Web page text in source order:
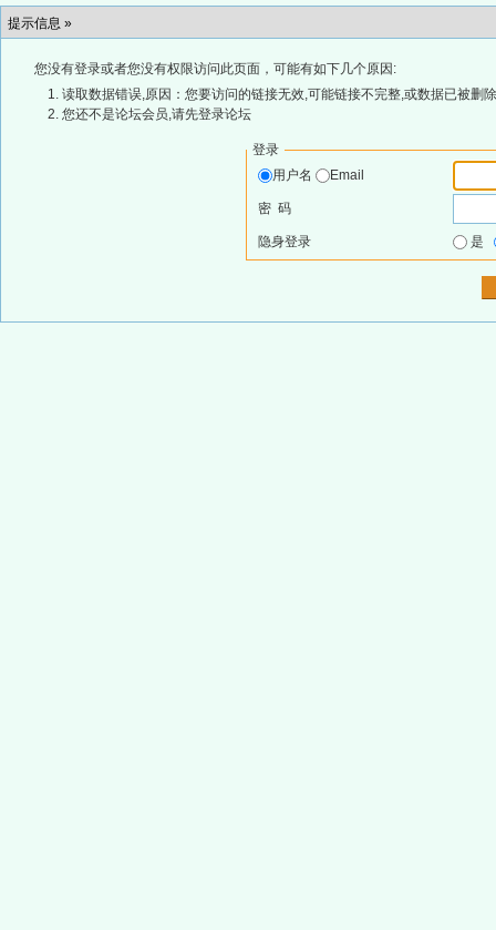
提示信息 »
您没有登录或者您没有权限访问此页面，可能有如下几个原因:
读取数据错误,原因：您要访问的链接无效,可能链接不完整,或数据已被删
您还不是论坛会员,请先登录论坛
登录
用户名
Email
密 码
隐身登录 是